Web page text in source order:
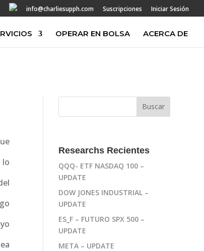
info@charliesupph.com Suscripciones Iniciar Sesión
OPERAR EN BOLSA ACERCA DE
lo
Researchs Recientes
QQQ- ETF NASDAQ 100 –
UPDATE
DOW JONES INDUSTRIAL –
UPDATE
ES_F – FUTURO SPX 500 –
UPDATE
META – UPDATE